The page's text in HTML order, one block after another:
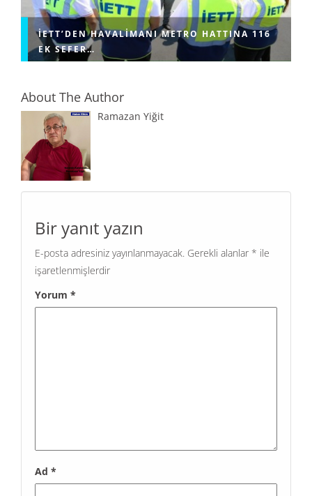
İETT’DEN HAVALIMANI METRO HATTINA 116
EK SEFER…
About The Author
Ramazan Yiğit
Bir yanıt yazın
E-posta adresiniz yayınlanmayacak. Gerekli alanlar * ile
işaretlenmişlerdir
Yorum *
Ad *